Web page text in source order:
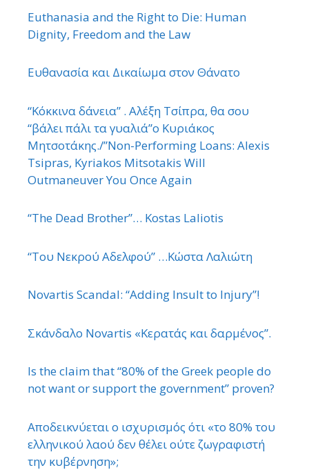
Euthanasia and the Right to Die: Human
Dignity, Freedom and the Law
Ευθανασία και Δικαίωμα στον Θάνατο
“Κόκκινα δάνεια” . Αλέξη Τσίπρα, θα σου
“βάλει πάλι τα γυαλιά”ο Κυριάκος
Μητσοτάκης./”Non-Performing Loans: Alexis
Tsipras, Kyriakos Mitsotakis Will
Outmaneuver You Once Again
“The Dead Brother”… Kostas Laliotis
“Του Νεκρού Αδελφού” …Κώστα Λαλιώτη
Novartis Scandal: “Adding Insult to Injury”!
Σκάνδαλο Novartis «Κερατάς και δαρμένος”.
Is the claim that “80% of the Greek people do
not want or support the government” proven?
Αποδεικνύεται ο ισχυρισμός ότι «το 80% του
ελληνικού λαού δεν θέλει ούτε ζωγραφιστή
την κυβέρνηση»;